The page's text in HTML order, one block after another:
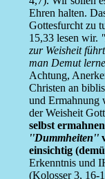
Ehren halten.
Gottesfurcht zu
15,33 lesen wir.
zur Weisheit
man Demut
Achtung,
Christen an
und Ermahnung
der Weisheit
selbst
''Dummheiten''
einsichtig
Erkenntnis und
(Kolosser 3, 16-